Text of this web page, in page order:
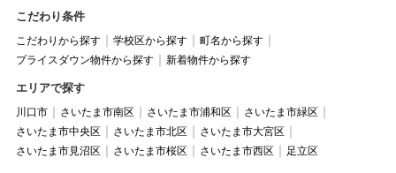
こだわり条件
こだわりから探す 学校区から探す
町名から探す
プライスダウン物件から探す
新着物件から探す
エリアで探す
川口市 さいたま市南区 さいたま市浦和区
さいたま市緑区
さいたま市中央区
さいたま市北区
さいたま市大宮区
さいたま市見沼区
さいたま市桜区 さいたま市西区 足立区